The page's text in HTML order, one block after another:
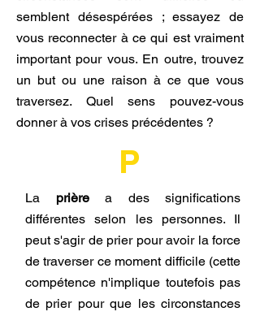
semblent désespérées ; essayez de
vous reconnecter à ce qui est vraiment
important pour vous. En outre, trouvez
un but ou une raison à ce que vous
traversez. Quel sens pouvez-vous
donner à vos crises précédentes ?
P
La prièrea des significations
différentes selon les personnes. Il
peut s'agir de prier pour avoir la force
de traverser ce moment difficile (cette
compétence n'implique toutefois pas
de prier pour que les circonstances